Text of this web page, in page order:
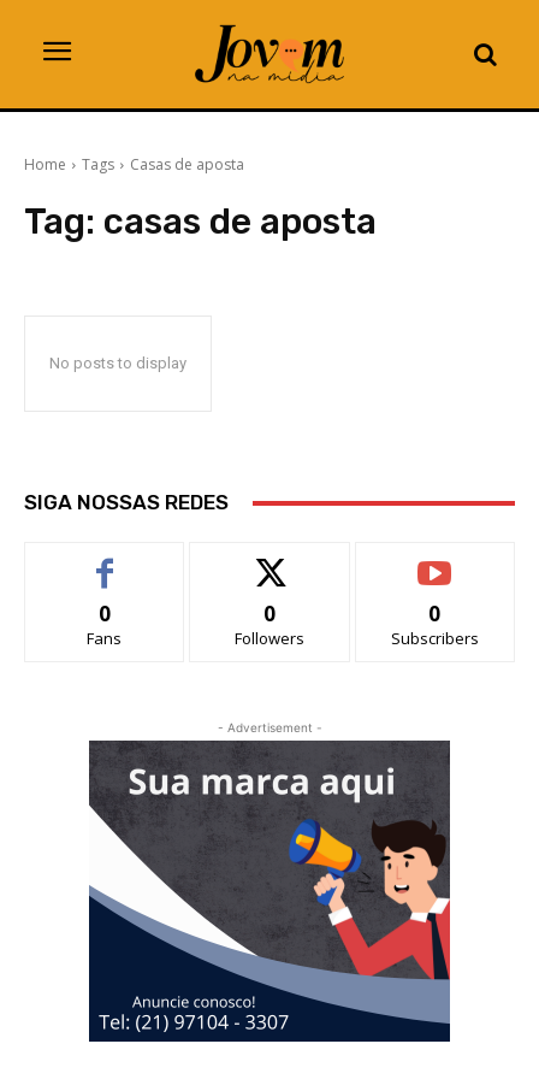
Home Tags Casas de aposta
Tag: casas de aposta
No posts to display
SIGA NOSSAS REDES
0
Fans
0
Followers
0
Subscribers
- Advertisement -